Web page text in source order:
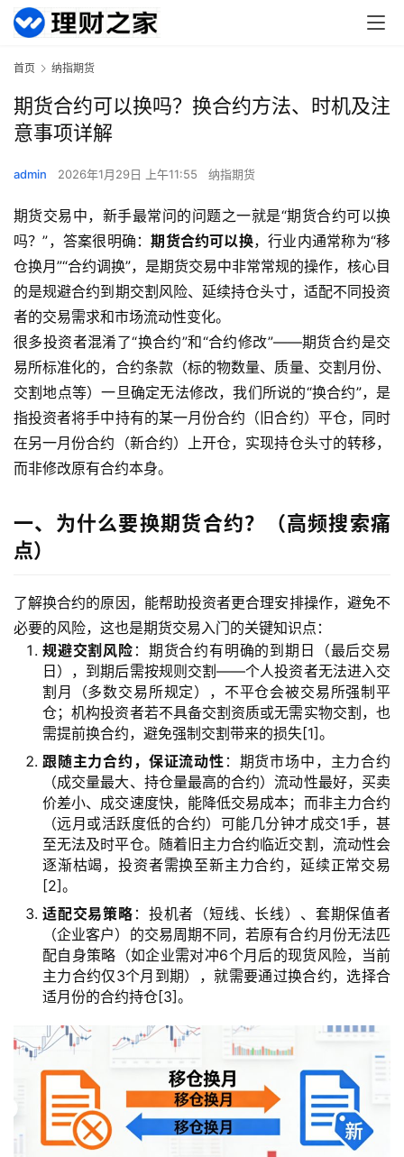
首页 纳指期货
期货合约可以换吗？换合约方法、时机及注
意事项详解
admin 2026年1月29日 上午11:55 纳指期货
期货交易中，新手最常问的问题之一就是“期货合约可以换
吗？”，答案很明确：期货合约可以换，行业内通常称为“移
仓换月”“合约调换”，是期货交易中非常常规的操作，核心目
的是规避合约到期交割风险、延续持仓头寸，适配不同投资
者的交易需求和市场流动性变化。
很多投资者混淆了“换合约”和“合约修改”——期货合约是交
易所标准化的，合约条款（标的物数量、质量、交割月份、
交割地点等）一旦确定无法修改，我们所说的“换合约”，是
指投资者将手中持有的某一月份合约（旧合约）平仓，同时
在另一月份合约（新合约）上开仓，实现持仓头寸的转移，
而非修改原有合约本身。
一、为什么要换期货合约？（高频搜索痛
点）
了解换合约的原因，能帮助投资者更合理安排操作，避免不
必要的风险，这也是期货交易入门的关键知识点：
规避交割风险 ：期货合约有明确的到期日（最后交易
日），到期后需按规则交割——个人投资者无法进入交
割月（多数交易所规定），不平仓会被交易所强制平
仓；机构投资者若不具备交割资质或无需实物交割，也
需提前换合约，避免强制交割带来的损失[1]。
跟随主力合约，保证流动性 ：期货市场中，主力合约
（成交量最大、持仓量最高的合约）流动性最好，买卖
价差小、成交速度快，能降低交易成本；而非主力合约
（远月或活跃度低的合约）可能几分钟才成交1手，甚
至无法及时平仓。随着旧主力合约临近交割，流动性会
逐渐枯竭，投资者需换至新主力合约，延续正常交易
[2]。
适配交易策略 ：投机者（短线、长线）、套期保值者
（企业客户）的交易周期不同，若原有合约月份无法匹
配自身策略（如企业需对冲6个月后的现货风险，当前
主力合约仅3个月到期），就需要通过换合约，选择合
适月份的合约持仓[3]。